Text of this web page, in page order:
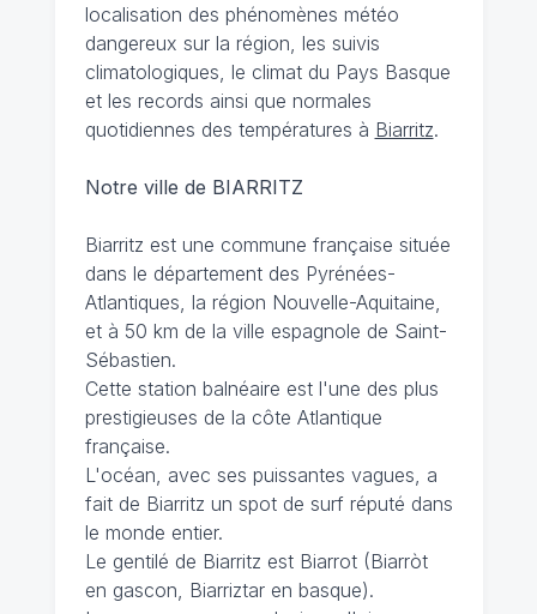
localisation des phénomènes météo
dangereux sur la région, les suivis
climatologiques, le climat du Pays Basque
et les records ainsi que normales
quotidiennes des températures à Biarritz.
Notre ville de BIARRITZ
Biarritz est une commune française située
dans le département des Pyrénées-
Atlantiques, la région Nouvelle-Aquitaine,
et à 50 km de la ville espagnole de Saint-
Sébastien.
Cette station balnéaire est l'une des plus
prestigieuses de la côte Atlantique
française.
L'océan, avec ses puissantes vagues, a
fait de Biarritz un spot de surf réputé dans
le monde entier.
Le gentilé de Biarritz est Biarrot (Biarròt
en gascon, Biarriztar en basque).